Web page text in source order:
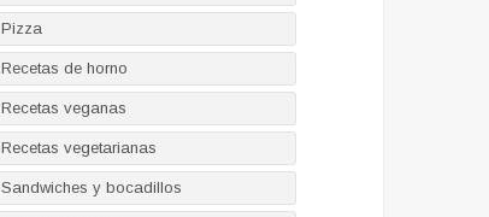
Pizza
Recetas de horno
Recetas veganas
Recetas vegetarianas
Sandwiches y bocadillos